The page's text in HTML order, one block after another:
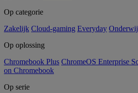
Op categorie
Zakelijk Cloud-gaming Everyday
Op oplossing
Chromebook Plus ChromeOS Enterprise
on Chromebook
Op serie